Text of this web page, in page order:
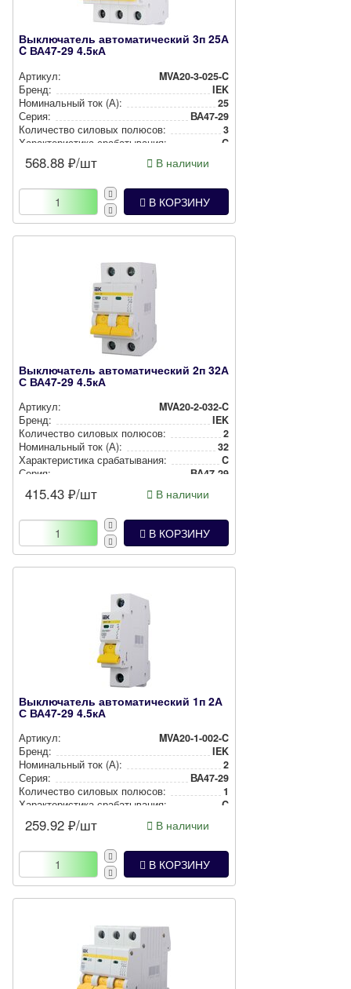
Выключатель автоматический 3п 25А
C ВА47-29 4.5кА
Артикул:
MVA20-3-025-C
Бренд:
IEK
Номи­наль­ный ток (А):
25
Серия:
ВА47-29
Количество силовых полюсов:
3
Харак­те­рис­ти­ка сра­ба­ты­ва­ния:
C
568.88 ₽/шт В наличии
В КОРЗИНУ
Выключатель автоматический 2п 32А
С ВА47-29 4.5кА
Артикул:
MVA20-2-032-C
Бренд:
IEK
Количество силовых полюсов:
2
Номи­наль­ный ток (А):
32
Харак­те­рис­ти­ка сра­ба­ты­ва­ния:
C
Серия:
ВА47-29
415.43 ₽/шт В наличии
В КОРЗИНУ
Выключатель автоматический 1п 2А
С ВА47-29 4.5кА
Артикул:
MVA20-1-002-C
Бренд:
IEK
Номи­наль­ный ток (А):
2
Серия:
ВА47-29
Количество силовых полюсов:
1
Харак­те­рис­ти­ка сра­ба­ты­ва­ния:
C
259.92 ₽/шт В наличии
В КОРЗИНУ